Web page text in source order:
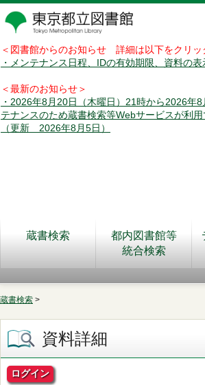
＜図書館からのお知らせ 詳細は以下をクリッ
・メンテナンス日程、IDの有効期限、資料の
＜最新のお知らせ＞
・2026年8月20日（木曜日）21時から2026年
テナンスのため蔵書検索等Webサービスが利用
（更新 2026年8月5日）
蔵書検索
都内図書館等
統合検索
蔵書検索 >
資料詳細
ログイン